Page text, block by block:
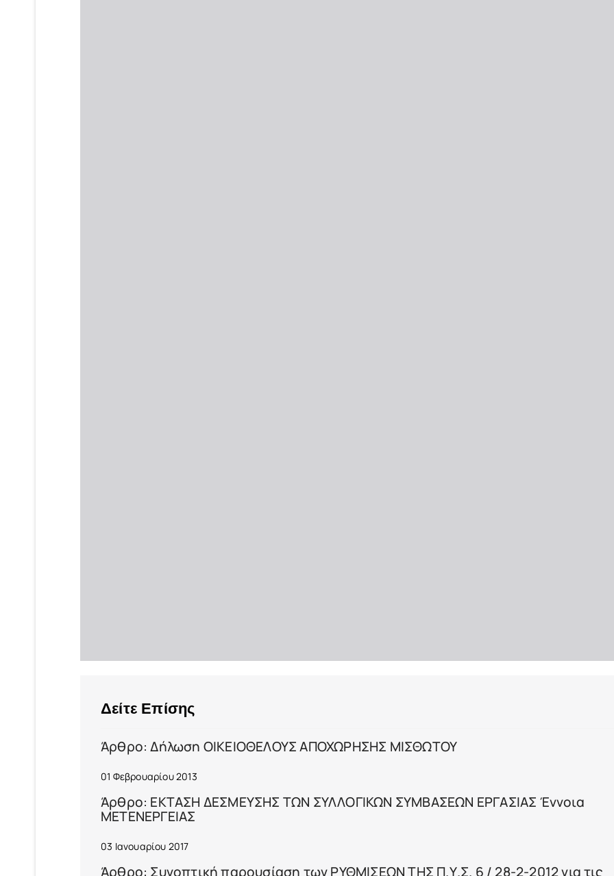
Δείτε Επίσης
Άρθρο: Δήλωση ΟΙΚΕΙΟΘΕΛΟΥΣ ΑΠΟΧΩΡΗΣΗΣ ΜΙΣΘΩΤΟΥ
01 Φεβρουαρίου 2013
Άρθρο: ΕΚΤΑΣΗ ΔΕΣΜΕΥΣΗΣ ΤΩΝ ΣΥΛΛΟΓΙΚΩΝ ΣΥΜΒΑΣΕΩΝ ΕΡΓΑΣΙΑΣ Έννοια
ΜΕΤΕΝΕΡΓΕΙΑΣ
03 Ιανουαρίου 2017
Άρθρο: Συνοπτική παρουσίαση των ΡΥΘΜΙΣΕΩΝ ΤΗΣ Π.Υ.Σ. 6 / 28-2-2012 για τις